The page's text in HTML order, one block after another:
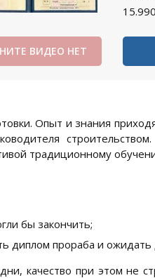
15.990
ВИДЕО НЕТ
Опыт и знания
традиционному
бы закончить;
диплом прораба и ожидать
качество при этом не